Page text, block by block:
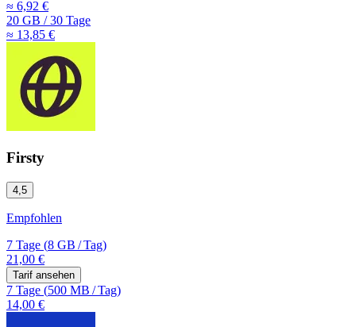
≈ 6,92 €
20 GB /30 Tage
≈ 13,85 €
Firsty
4,5
Empfohlen
7 Tage (8 GB /Tag)
21,00 €
Tarif ansehen
7 Tage (500 MB /Tag)
14,00 €